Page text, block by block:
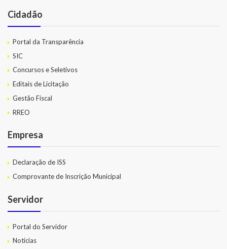
Cidadão
Portal da Transparência
SIC
Concursos e Seletivos
Editais de Licitação
Gestão Fiscal
RREO
Empresa
Declaração de ISS
Comprovante de Inscrição Municipal
Servidor
Portal do Servidor
Notícias